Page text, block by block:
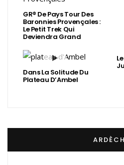
GR® De Pays Tour Des
Baronnies Provençales :
Le Petit Trek Qui
Deviendra Grand
Dans La Solitude Du
Plateau D’Ambel